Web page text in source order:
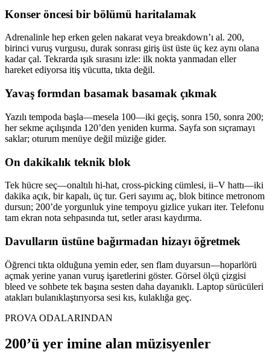
Konser öncesi bir bölümü haritalamak
Adrenalinle hep erken gelen nakarat veya breakdown’ı al. 200,
birinci vuruş vurgusu, durak sonrası giriş üst üste üç kez aynı olana
kadar çal. Tekrarda ışık sırasını izle: ilk nokta yanmadan eller
hareket ediyorsa itiş vücutta, tıkta değil.
Yavaş formdan basamak basamak çıkmak
Yazılı tempoda başla—mesela 100—iki geçiş, sonra 150, sonra 200;
her sekme açılışında 120’den yeniden kurma. Sayfa son sıçramayı
saklar; oturum menüye değil müziğe gider.
On dakikalık teknik blok
Tek hücre seç—onaltılı hi-hat, cross-picking cümlesi, ii–V hattı—iki
dakika açık, bir kapalı, üç tur. Geri sayımı aç, blok bitince metronom
dursun; 200’de yorgunluk yine tempoyu gizlice yukarı iter. Telefonu
tam ekran nota sehpasında tut, setler arası kaydırma.
Davulların üstüne bağırmadan hizayı öğretmek
Öğrenci tıkta olduğuna yemin eder, sen flam duyarsun—hoparlörü
açmak yerine yanan vuruş işaretlerini göster. Görsel ölçü çizgisi
bleed ve sohbete tek başına sesten daha dayanıklı. Laptop sürücüleri
atakları bulanıklaştırıyorsa sesi kıs, kulaklığa geç.
PROVA ODALARINDAN
200’ü yer imine alan müzisyenler